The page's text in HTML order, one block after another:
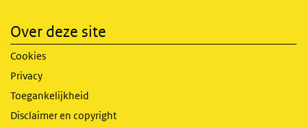
Over deze site
Cookies
Privacy
Toegankelijkheid
Disclaimer en copyright